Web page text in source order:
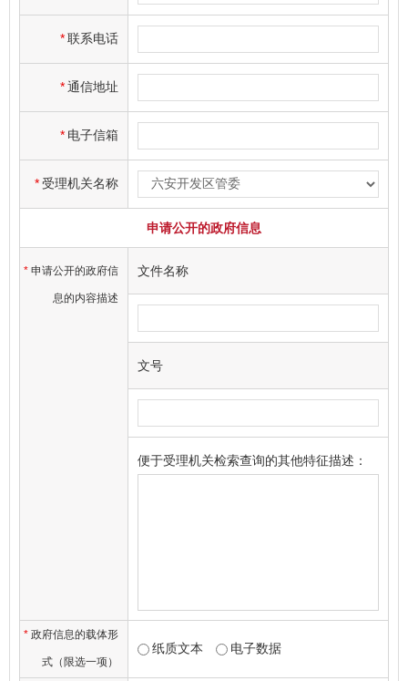
*联系电话
*通信地址
* 电子信箱
*受理机关名称
申请公开的政府信息
* 申请公开的政府信
息的内容描述
文件名称
文号
便于受理机关检索查询的其他特征描述：
* 政府信息的载体形
式（限选一项）
纸质文本 电子数据